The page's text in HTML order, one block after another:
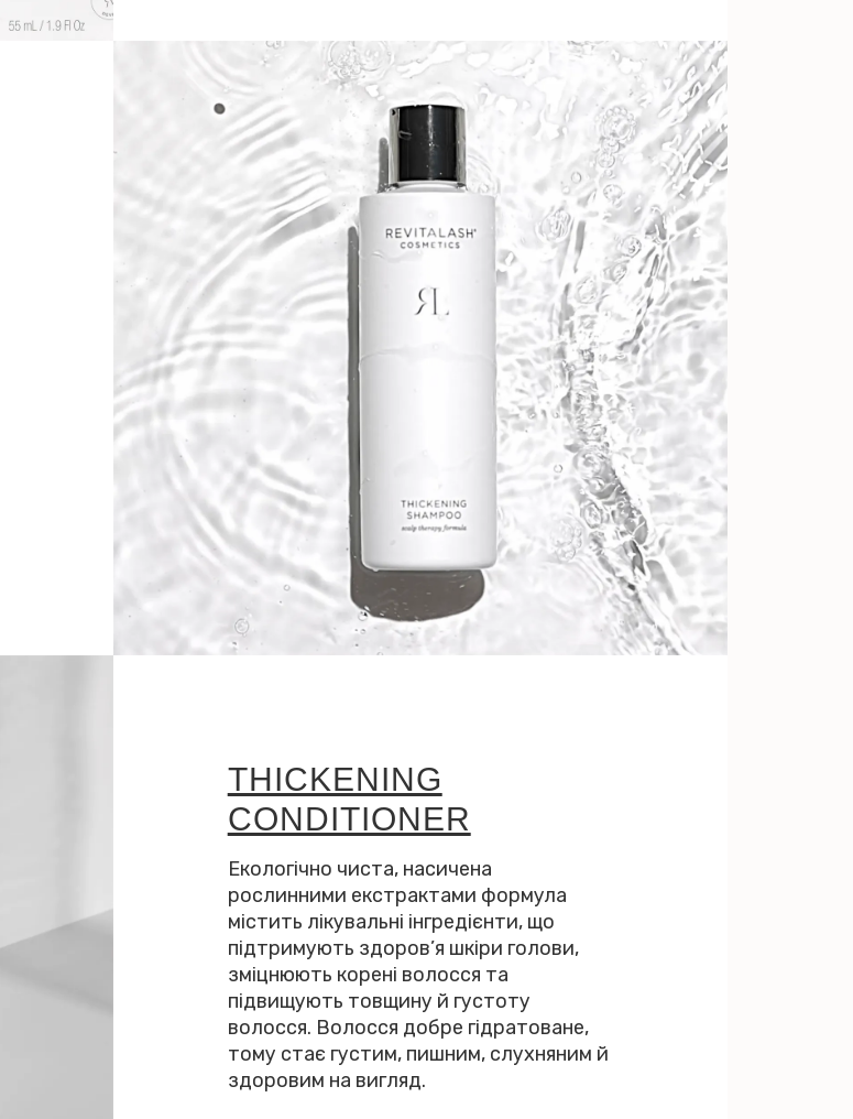
THICKENING
CONDITIONER
Екологічно чиста, насичена
рослинними екстрактами формула
містить лікувальні інгредієнти, що
підтримують здоров’я шкіри голови,
зміцнюють корені волосся та
підвищують товщину й густоту
волосся. Волосся добре гідратоване,
тому стає густим, пишним, слухняним й
здоровим на вигляд.